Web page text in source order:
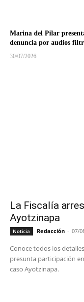
Marina del Pilar
denuncia por audios
30/07/2026
La Fiscalía
Ayotzinapa
Noticia Redacción - 07/
Conoce todos los
presunta participación
caso Ayotzinapa.